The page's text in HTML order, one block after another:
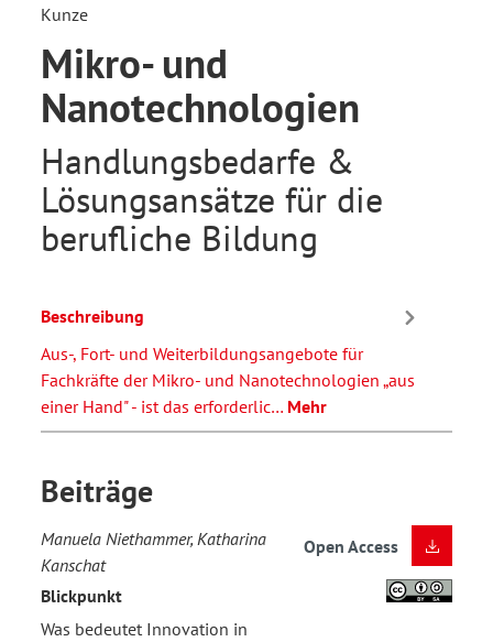
Kunze
Mikro- und
Nanotechnologien
Handlungsbedarfe &
Lösungsansätze für die
berufliche Bildung
Beschreibung
Aus-, Fort- und Weiterbildungsangebote für
Fachkräfte der Mikro- und Nanotechnologien „aus
einer Hand" - ist das erforderlic… Mehr
Beiträge
Manuela Niethammer, Katharina
Kanschat
Blickpunkt
Was bedeutet Innovation in
Open Access